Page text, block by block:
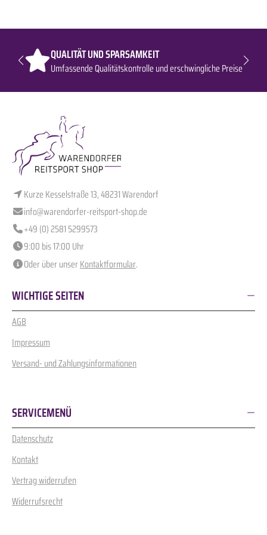
QUALITÄT UND SPARSAMKEIT
Umfassende Qualitätskontrolle und erschwingliche Preise
Kurze Kesselstraße 13, 48231 Warendorf
info@warendorfer-reitsport-shop.de
+49 (0) 2581 5299573
9:00 bis 17:00 Uhr
Oder über unserKontaktformular.
WICHTIGE SEITEN
AGB
Impressum
Versand- und Zahlungsinformationen
SERVICEMENÜ
Datenschutz
Kontakt
Vertrag widerrufen
Widerrufsrecht